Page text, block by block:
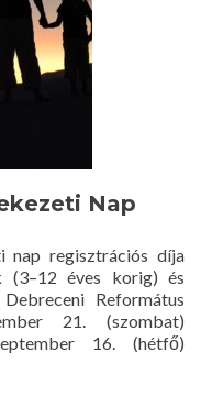
Nap
nap regisztrációs díja
(3–12 éves korig) és
Református
21. (szombat)
16. (hétfő)